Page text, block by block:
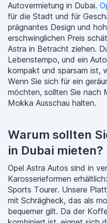
Autovermietung in Dubai.
für die Stadt und für
prägnantes Design und
erschwinglichen Preis
Astra in Betracht ziehen.
Lebenstempo, und ein
kompakt und sparsam ist,
Wenn Sie sich für ein
möchten, sollten Sie nach
Mokka Ausschau halten.
Warum sollten
in Dubai mieten?
Opel Astra Autos sind in
Karosserieformen erhältlich:
Sports Tourer. Unsere
mit Schrägheck, das als
bequemer gilt. Da der